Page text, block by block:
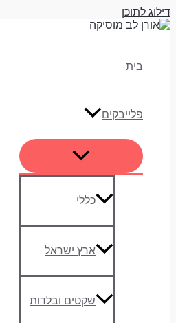
דילוג לתוכן
בית
פלייבקים
כללי
ארץ ישראל
שקטים ובלדות